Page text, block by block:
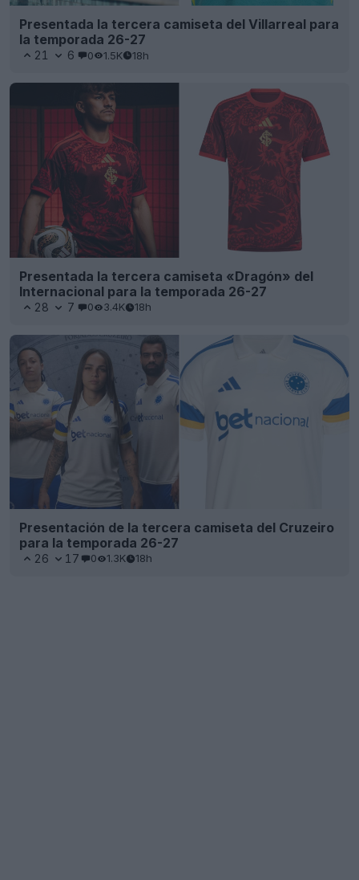
Presentada la tercera camiseta del Villarreal para
la temporada 26-27
21 6 0 1.5K 18h
Presentada la tercera camiseta «Dragón» del
Internacional para la temporada 26-27
28 7 0 3.4K 18h
Presentación de la tercera camiseta del Cruzeiro
para la temporada 26-27
26 17 0 1.3K 18h